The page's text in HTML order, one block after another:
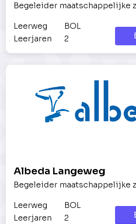
Begeleider maatschappelijke
Leerweg
BOL
Leerjaren
2
Albeda Langeweg
Begeleider maatschappelijke
Leerweg
BOL
Leerjaren
2